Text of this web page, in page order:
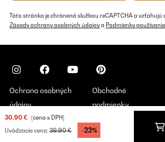
30,90 € (cena s DPH)
Uvádzacia cena:39,90 € -22%
Táto stránka je chránená službou reCAPTCHA a vzťahujú
Zásady ochrany osobných údajova Podmienky používania
Ochrana osobných
údajov
Obchodné
podmienky
Copyright © 2026 Klarstein. All rights reserved